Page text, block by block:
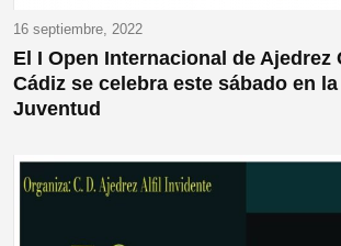
16 septiembre, 2022
El I Open Internacional de Ajedrez
Cádiz se celebra este sábado en
Juventud